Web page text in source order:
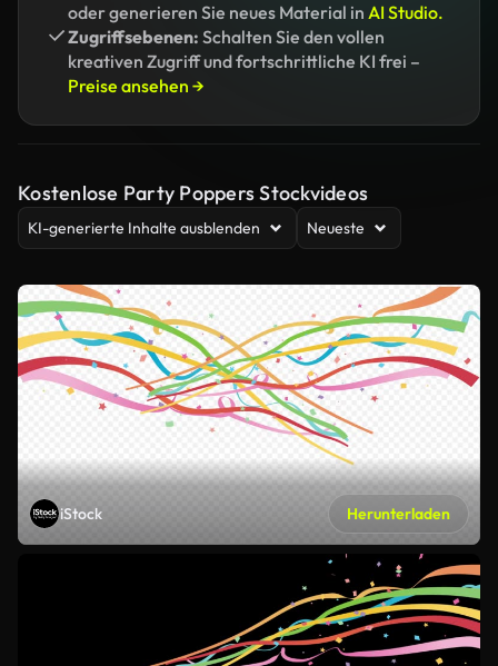
oder generieren Sie neues Material in AI Studio.
Zugriffsebenen: Schalten Sie den vollen
kreativen Zugriff und fortschrittliche KI frei –
Preise ansehen →
Kostenlose Party Poppers Stockvideos
KI-generierte Inhalte ausblenden Neueste
iStock Herunterladen